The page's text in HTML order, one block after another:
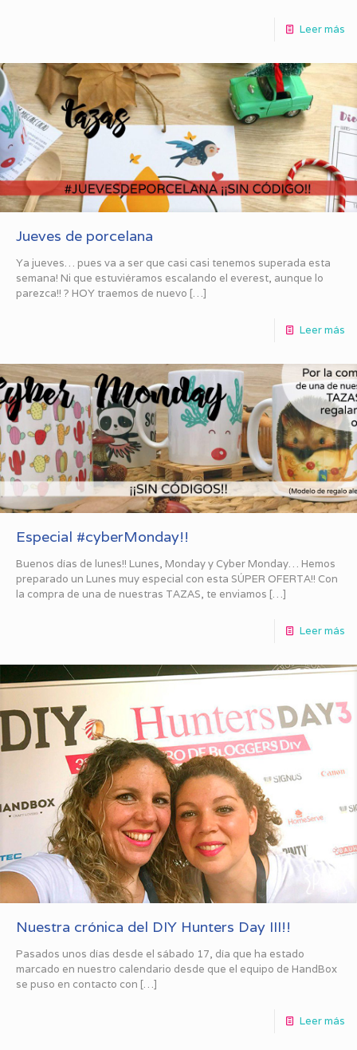
Leer más
Jueves de porcelana
Ya jueves… pues va a ser que casi casi tenemos superada esta
semana! Ni que estuviéramos escalando el everest, aunque lo
parezca!! ? HOY traemos de nuevo […]
Leer más
Especial #cyberMonday!!
Buenos días de lunes!! Lunes, Monday y Cyber Monday… Hemos
preparado un Lunes muy especial con esta SÚPER OFERTA!! Con
la compra de una de nuestras TAZAS, te enviamos […]
Leer más
Nuestra crónica del DIY Hunters Day III!!
Pasados unos días desde el sábado 17, día que ha estado
marcado en nuestro calendario desde que el equipo de HandBox
se puso en contacto con […]
Leer más